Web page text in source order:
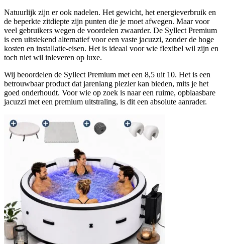
Natuurlijk zijn er ook nadelen. Het gewicht, het energieverbruik en
de beperkte zitdiepte zijn punten die je moet afwegen. Maar voor
veel gebruikers wegen de voordelen zwaarder. De Syllect Premium
is een uitstekend alternatief voor een vaste jacuzzi, zonder de hoge
kosten en installatie-eisen. Het is ideaal voor wie flexibel wil zijn en
toch niet wil inleveren op luxe.
Wij beoordelen de Syllect Premium met een 8,5 uit 10. Het is een
betrouwbaar product dat jarenlang plezier kan bieden, mits je het
goed onderhoudt. Voor wie op zoek is naar een ruime, opblaasbare
jacuzzi met een premium uitstraling, is dit een absolute aanrader.